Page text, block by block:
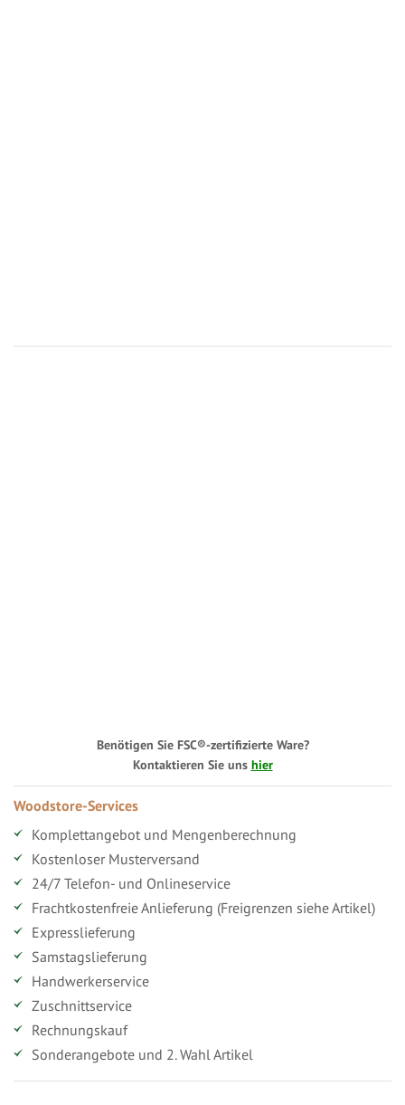
Benötigen Sie FSC®-zertifizierte Ware?
Kontaktieren Sie uns hier
Woodstore-Services
Komplettangebot und Mengenberechnung
Kostenloser Musterversand
24/7 Telefon- und Onlineservice
Frachtkostenfreie Anlieferung (Freigrenzen siehe Artikel)
Expresslieferung
Samstagslieferung
Handwerkerservice
Zuschnittservice
Rechnungskauf
Sonderangebote und 2. Wahl Artikel